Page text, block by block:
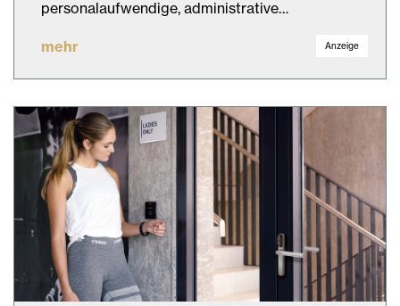
personalaufwendige, administrative…
mehr Anzeige